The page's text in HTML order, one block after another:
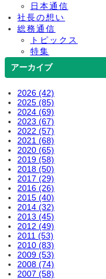
日本通信
社長の想い
総務通信
トピックス
特集
アーカイブ
2026 (42)
2025 (85)
2024 (69)
2023 (67)
2022 (57)
2021 (68)
2020 (65)
2019 (58)
2018 (50)
2017 (29)
2016 (26)
2015 (40)
2014 (32)
2013 (45)
2012 (49)
2011 (53)
2010 (83)
2009 (53)
2008 (74)
2007 (58)